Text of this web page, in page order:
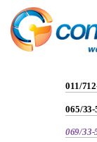
011/
065/33-
069/33-